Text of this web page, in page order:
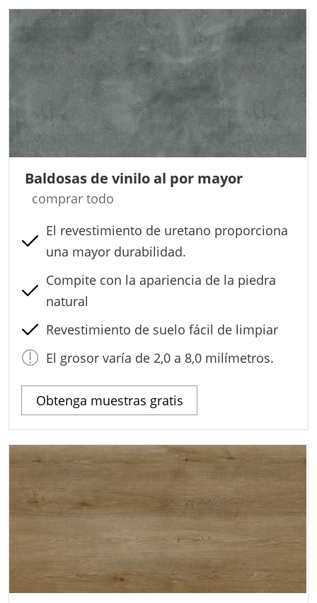
Baldosas de vinilo al por mayor
comprar todo
El revestimiento de uretano proporciona
una mayor durabilidad.
Compite con la apariencia de la piedra
natural
Revestimiento de suelo fácil de limpiar
El grosor varía de 2,0 a 8,0 milímetros.
Obtenga muestras gratis